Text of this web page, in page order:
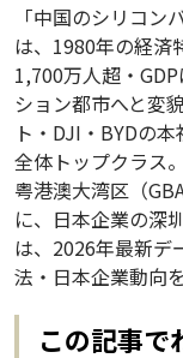
「中国のシリコン
は、1980年の経済
1,700万人超・
ション都市へと変
ト・DJI・BYDの
全体トップクラス
粤港澳大湾区（
に、日本企業の深
は、2026年最新デ
法・日本企業動向
この記事で